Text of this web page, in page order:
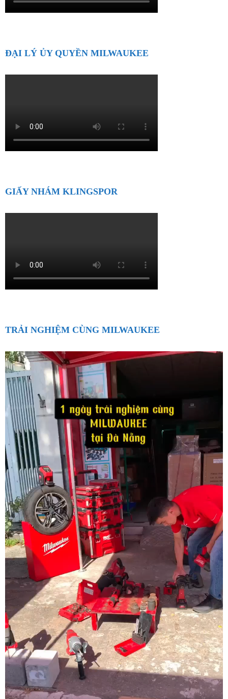
ĐẠI LÝ ỦY QUYỀN MILWAUKEE
GIẤY NHÁM KLINGSPOR
TRẢI NGHIỆM CÙNG MILWAUKEE